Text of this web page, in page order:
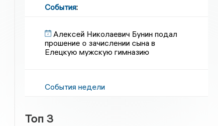
События:
Алексей Николаевич Бунин подал
прошение о зачислении сына в
Елецкую мужскую гимназию
События недели
Топ 3